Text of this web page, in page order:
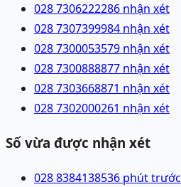
028 7306222286 nhận xét
028 7307399984 nhận xét
028 7300053579 nhận xét
028 7300888877 nhận xét
028 7303668871 nhận xét
028 7302000261 nhận xét
Số vừa được nhận xét
028 8384138536 phút trước